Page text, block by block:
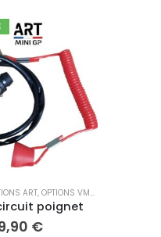
DÉTACHÉES 12"
10",PIÈCES DÉTACHÉES 12"
ART, OPTIONS VMC
poignet
€